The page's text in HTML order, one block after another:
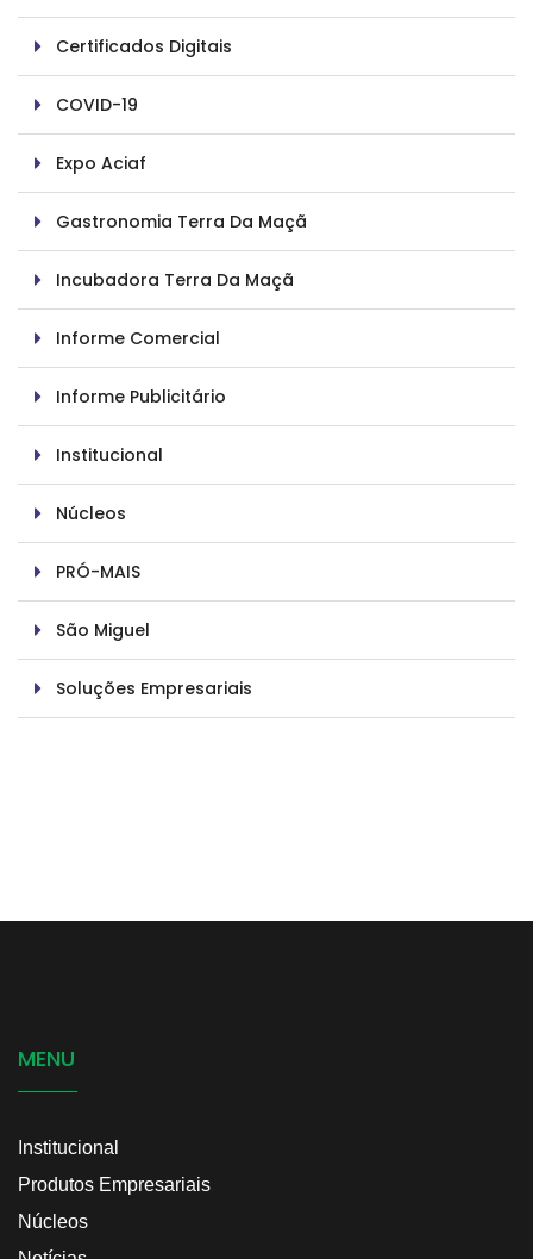
Certificados Digitais
COVID-19
Expo Aciaf
Gastronomia Terra Da Maçã
Incubadora Terra Da Maçã
Informe Comercial
Informe Publicitário
Institucional
Núcleos
PRÓ-MAIS
São Miguel
Soluções Empresariais
MENU
Institucional
Produtos Empresariais
Núcleos